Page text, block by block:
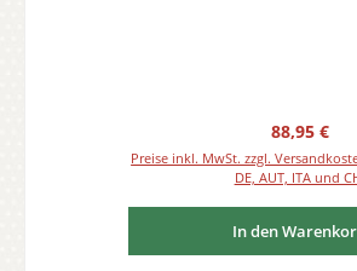
Regulärer
88,95 €
Preise inkl. MwSt. zzgl.
DE, AUT, ITA und
In den